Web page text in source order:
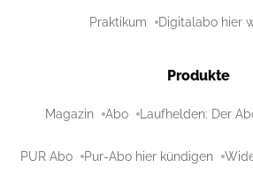
Praktikum Digitalabo hier
Produkte
Magazin Abo Laufhelden: Der
PUR Abo Pur-Abo hier kündigen